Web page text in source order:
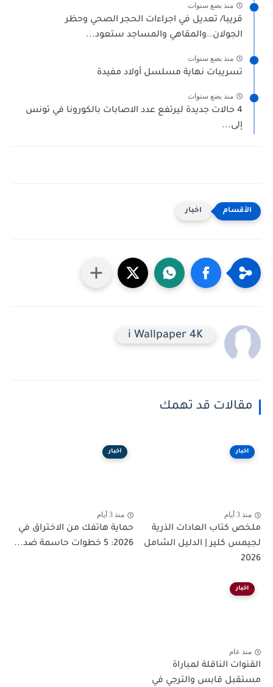
منذ بضع سنوات
قريبا/ تعديل في اجراءات الحجر الصحي وحظر
الجولان..والمقاهي والمساجد ستعود...
منذ بضع سنوات
تسريبات نهاية مسلسل أولاد مفيدة
منذ بضع سنوات
4 حالات جديدة ليرتفع عدد الاصابات بالكورونا في تونس
إلى...
اخبار
i Wallpaper 4K
مقالات قد تهمك
اخبار
منذ 3 أيام
ملخص كتاب العادات الذرية
لجيمس كلير | الدليل الشامل
2026
اخبار
منذ 3 أيام
حماية هاتفك من الاختراق في
2026: 5 خطوات حاسمة ضد...
اخبار
منذ عام
القنوات الناقلة لمباراة
مستقبل قابس والترجي في